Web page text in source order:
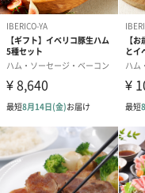
本物を知る世界の美食家
て認める、スペイン・ア
村』。
ここで豚肉の概念を塗り
年。
当時、日本とスペインは
が、【ＩＢＥＲＩＣＯ-